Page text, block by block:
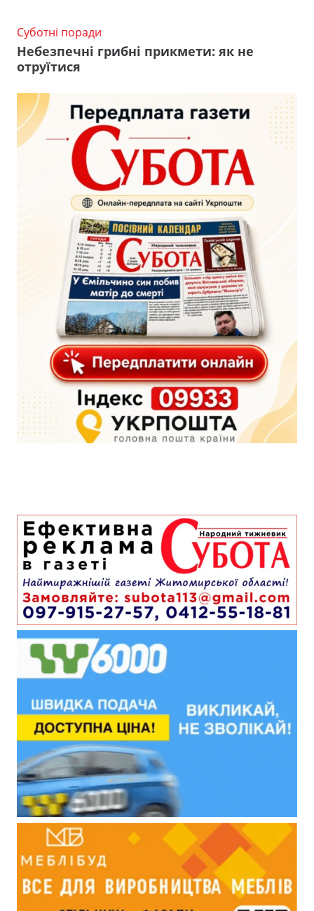
Суботні поради
Небезпечні грибні прикмети: як не
отруїтися